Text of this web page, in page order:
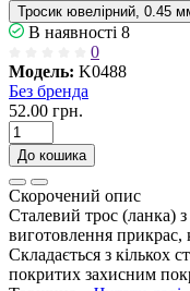
Тросик ювелірний, 0.45
В наявності 8
0
Модель: K0488
Без бренда
52.00 грн.
До кошика
Скорочений опис
Сталевий трос (ланка)
виготовлення прикрас,
Складається з кількох
покритих захисним